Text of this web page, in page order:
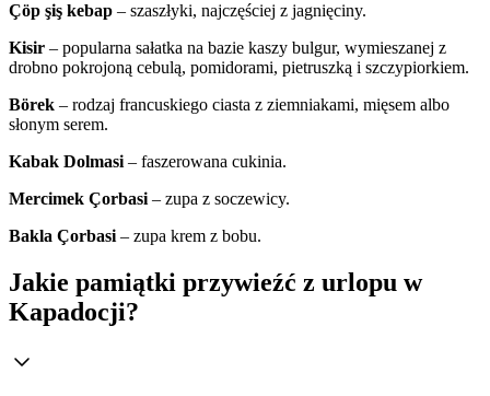
Çöp şiş kebap – szaszłyki, najczęściej z jagnięciny.
Kisir – popularna sałatka na bazie kaszy bulgur, wymieszanej z
drobno pokrojoną cebulą, pomidorami, pietruszką i szczypiorkiem.
Börek – rodzaj francuskiego ciasta z ziemniakami, mięsem albo
słonym serem.
Kabak Dolmasi – faszerowana cukinia.
Mercimek Çorbasi – zupa z soczewicy.
Bakla Çorbasi – zupa krem z bobu.
Jakie pamiątki przywieźć z urlopu w
Kapadocji?